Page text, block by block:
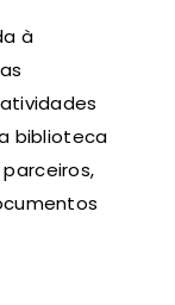
à
biblioteca